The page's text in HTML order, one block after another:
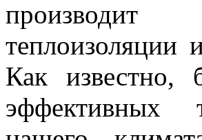
производит
теплоизоляции
Как известно,
эффективных